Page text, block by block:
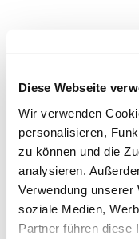
Diese Webseite
Wir verwenden
personalisieren,
zu können und die
analysieren.
Verwendung
soziale Medien,
Partner führen diese
výberu nesprávneho
odolný voči vysokým
vyhovovať
rizík môže byť so zle
pri revíznych kontrolách.
Už pri samotnom
premyslenú izoláciu
projektanta, prípadne
Samozrejme, popri